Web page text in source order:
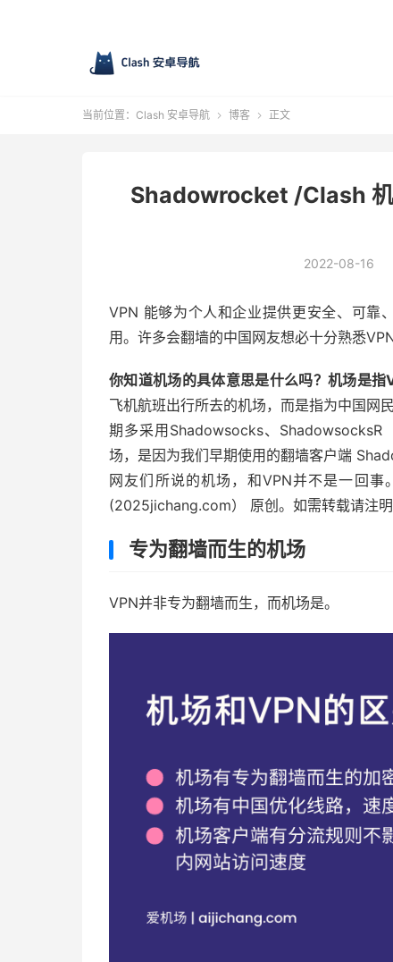
当前位置： Clash 安卓导航  博客  正文
Shadowrocket /Clash 机
2022-08-16
VPN 能够为个人和企业提供更安全、可靠
用。许多会翻墙的中国网友想必十分熟悉
你知道机场的具体意思是什么吗？机场是指
飞机航班出行所去的机场，而是指为中国网
期多采用Shadowsocks、ShadowsocksR
场，是因为我们早期使用的翻墙客户端
网友们所说的机场，和VPN并不是一回
(2025jichang.com） 原创。如需转载请注明
专为翻墙而生的机场
VPN并非专为翻墙而生，而机场是。